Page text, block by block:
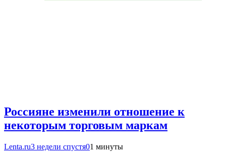
Россияне изменили отношение к
некоторым торговым маркам
Lenta.ru3 недели спустя01 минуты